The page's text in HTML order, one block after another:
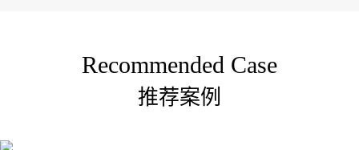
Recommended Case
推荐案例